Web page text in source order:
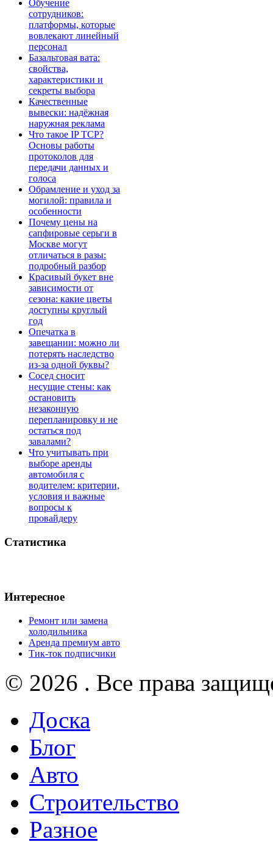
Обучение
сотрудников:
платформы, которые
вовлекают линейный
персонал
Базальтовая вата:
свойства,
характеристики и
секреты выбора
Качественные
вывески: надёжная
наружная реклама
Что такое IP TCP?
Основы работы
протоколов для
передачи данных и
голоса
Обрамление и уход за
могилой: правила и
особенности
Почему цены на
сапфировые серьги в
Москве могут
отличаться в разы:
подробный разбор
Красивый букет вне
зависимости от
сезона: какие цветы
доступны круглый
год
Опечатка в
завещании: можно ли
потерять наследство
из-за одной буквы?
Сосед сносит
несущие стены: как
остановить
незаконную
перепланировку и не
остаться под
завалами?
Что учитывать при
выборе аренды
автомобиля с
водителем: критерии,
условия и важные
вопросы к
провайдеру
Статистика
Интересное
Ремонт или замена
холодильника
Аренда премиум авто
Тик-ток подписчики
© 2026 . Все права
Доска
Блог
Авто
Строительство
Разное